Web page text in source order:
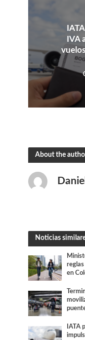
IVA
About the
Noticias
en
IATA